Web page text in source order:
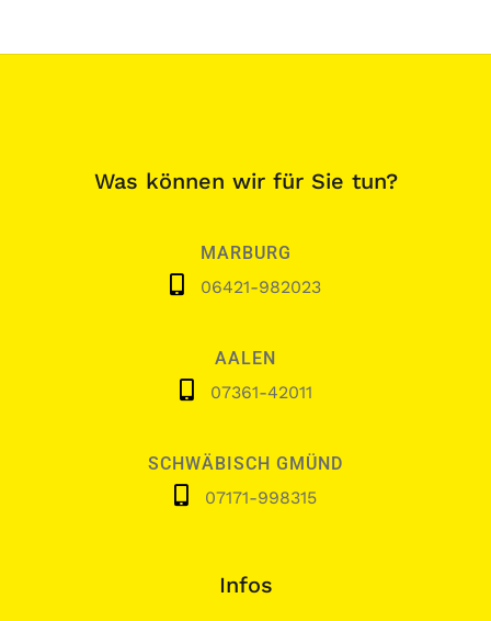
Was können wir für Sie tun?
MARBURG
06421-982023
AALEN
07361-42011
SCHWÄBISCH GMÜND
07171-998315
Infos